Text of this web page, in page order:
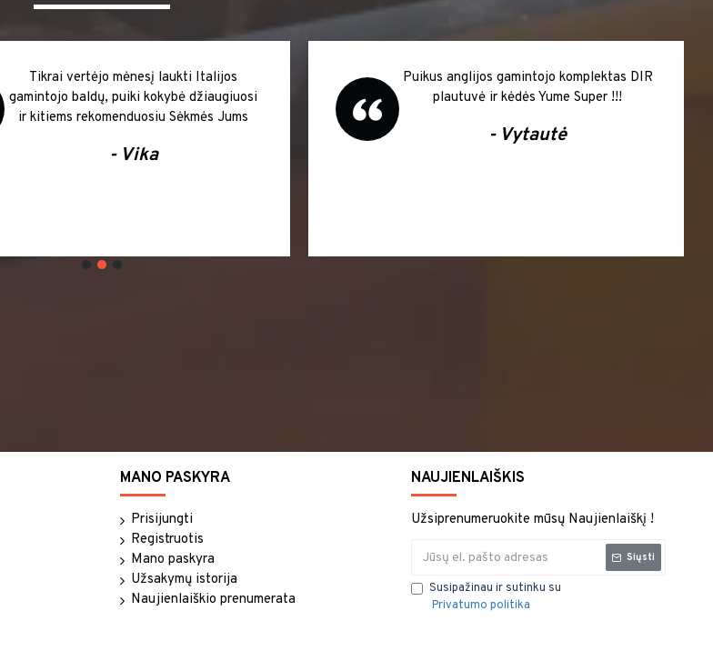
Tikrai vertėjo mėnesį laukti Italijos
gamintojo baldų, puiki kokybė džiaugiuosi
ir kitiems rekomenduosiu Sėkmės Jums
- Vika
Puikus anglijos gamintojo komplektas DIR
plautuvė ir kėdės Yume Super !!!
- Vytautė
MANO PASKYRA
Prisijungti
Registruotis
Mano paskyra
Užsakymų istorija
Naujienlaiškio prenumerata
NAUJIENLAIŠKIS
Užsiprenumeruokite mūsų Naujienlaiškį !
Siųsti
Susipažinau ir sutinku su
Privatumo politika